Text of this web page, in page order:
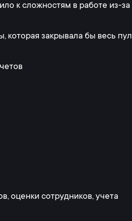
к сложностям в работе из-за
которая закрывала бы весь пул
оценки сотрудников, учета